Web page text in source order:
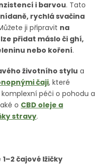
i barvou. Tato
rychlá svačina
ji připravit na
lze přidat máslo či ghí,
nebo koření.
životního stylu a
čaji, které
komplexní péči o pohodu a
o CBD oleje a
stravy.
1–2 čajové lžičky